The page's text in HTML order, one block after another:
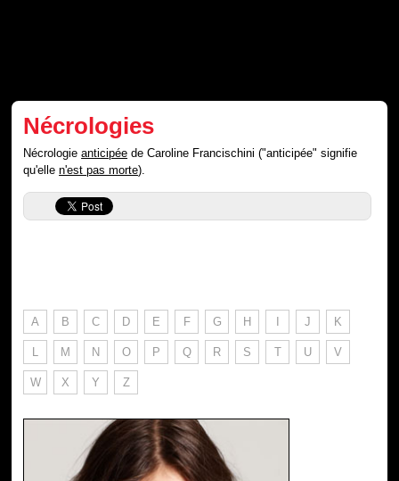
Nécrologies
Nécrologieanticipée de Caroline Francischini ("anticipée" signifie
qu'ellen'est pas morte).
A B C D E F G H I J K
L M N O P Q R S T U V
W X Y Z